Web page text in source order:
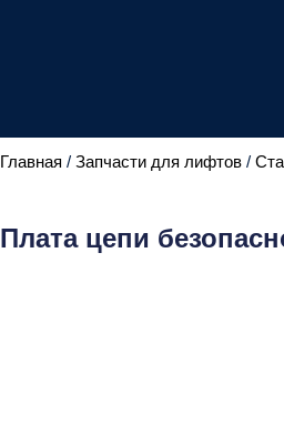
Главная / Запчасти для лифтов /
Плата цепи